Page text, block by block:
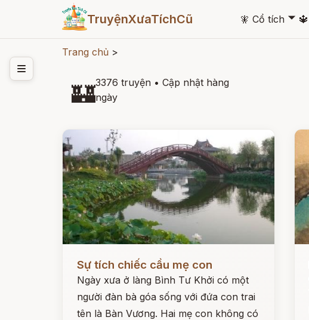
TruyệnXưaTíchCũ 🧚 Cổ tích 🞃 🔱
Trang chủ >
🏰3376 truyện • Cập nhật hàng
ngày
Sự tích chiếc cầu mẹ con
Ngày xưa ở làng Bình Tư Khởi có một
người đàn bà góa sống với đứa con trai
tên là Bàn Vương. Hai mẹ con không có